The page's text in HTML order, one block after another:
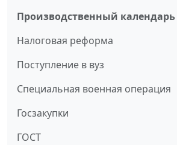
Производственный календарь
Налоговая реформа
Поступление в вуз
Специальная военная операция
Госзакупки
ГОСТ